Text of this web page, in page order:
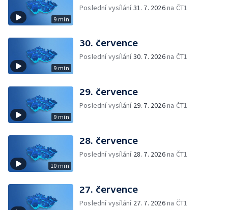
9 min
Poslední vysílání31. 7. 2026na ČT1
9 min
30. července
Poslední vysílání30. 7. 2026na ČT1
9 min
29. července
Poslední vysílání 29. 7. 2026na ČT1
10 min
28. července
Poslední vysílání 28. 7. 2026na ČT1
27. července
Poslední vysílání 27. 7. 2026na ČT1